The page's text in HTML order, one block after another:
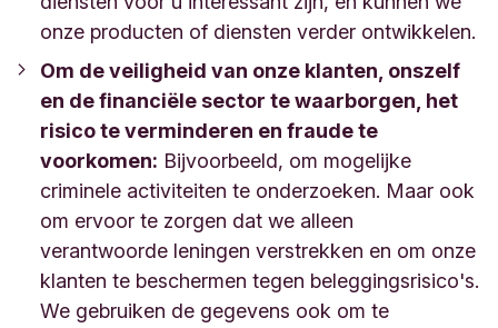
onze producten of diensten verder ontwikkelen.
Om de veiligheid van onze klanten, onszelf
en de financiële sector te waarborgen, het
risico te verminderen en fraude te
voorkomen: Bijvoorbeeld, om mogelijke
criminele activiteiten te onderzoeken. Maar ook
om ervoor te zorgen dat we alleen
verantwoorde leningen verstrekken en om onze
klanten te beschermen tegen beleggingsrisico's.
We gebruiken de gegevens ook om te